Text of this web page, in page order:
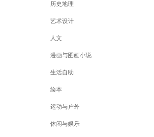
历史地理
艺术设计
人文
漫画与图画小说
生活自助
绘本
运动与户外
休闲与娱乐